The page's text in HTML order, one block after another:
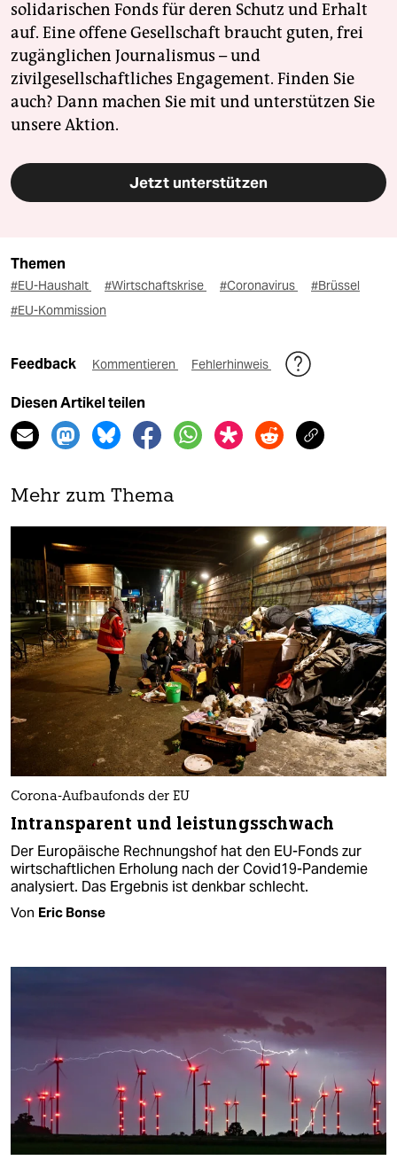
solidarischen Fonds für deren Schutz und Erhalt
auf. Eine offene Gesellschaft braucht guten, frei
zugänglichen Journalismus – und
zivilgesellschaftliches Engagement. Finden Sie
auch? Dann machen Sie mit und unterstützen Sie
unsere Aktion.
Jetzt unterstützen
Themen
#EU-Haushalt #Wirtschaftskrise #Coronavirus
#Brüssel
#EU-Kommission
Feedback Kommentieren Fehlerhinweis
Diesen Artikel teilen
Mehr zum Thema
Corona-Aufbaufonds der EU
Intransparent und leistungsschwach
Der Europäische Rechnungshof hat den EU-Fonds zur
wirtschaftlichen Erholung nach der Covid19-Pandemie
analysiert. Das Ergebnis ist denkbar schlecht.
Von Eric Bonse